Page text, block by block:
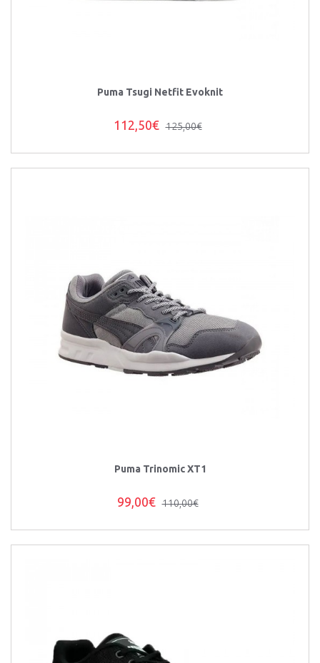
Puma Tsugi Netfit Evoknit
112,50€ 125,00€
Puma Trinomic XT1
99,00€ 110,00€